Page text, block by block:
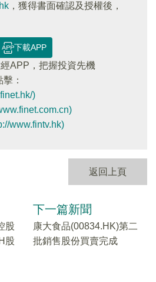
，獲得書面確認及授權後，
下載APP
APP，把握投資先機
：
)
www.fintv.hk)
返回上頁
股
股
下一篇新聞
康大食品(00834.HK)第二
批銷售股份買賣完成